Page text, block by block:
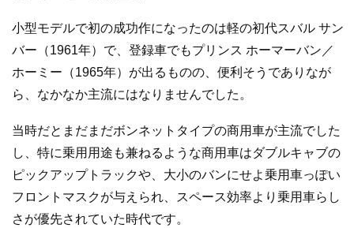
小型モデルで初の成功作になったのは軽の初代スバル サン
バー（1961年）で、登録車でもプリンス ホーマーバン／
ホーミー（1965年）が出るものの、便利そうでありなが
ら、なかなか主流にはなりませんでした。
当時だとまだまだボンネットタイプの商用車が主流でした
し、特に乗用用途も兼ねるような商用車はダブルキャブの
ピックアップトラックや、大小のバンにせよ乗用車っぽい
フロントマスクが与えられ、スペース効率より乗用車らし
さが優先されていた時代です。